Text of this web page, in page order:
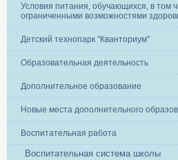
Условия питания, обучающихся, в том
ограниченными возможностями
Детский технопарк "Кванториум"
Образовательная деятельность
Дополнительное образование
Новые места дополнительного
Воспитательная работа
Воспитательная система школы